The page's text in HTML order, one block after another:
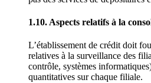
1.10. Aspects relatifs à la
L’établissement de crédit doit
relatives à la surveillance des
contrôle, systèmes
quantitatives sur chaque filiale.